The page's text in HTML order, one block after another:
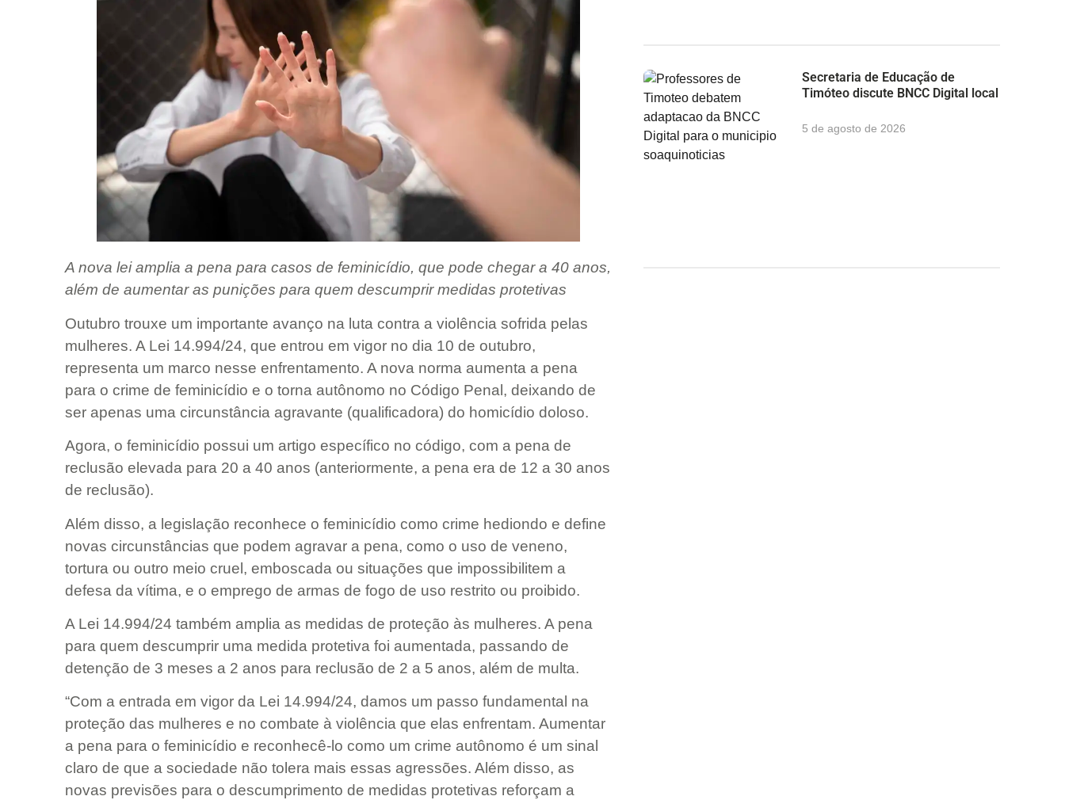
A nova lei amplia a pena para casos de feminicídio, que pode chegar a 40 anos,
além de aumentar as punições para quem descumprir medidas protetivas
Outubro trouxe um importante avanço na luta contra a violência sofrida pelas
mulheres. A Lei 14.994/24, que entrou em vigor no dia 10 de outubro,
representa um marco nesse enfrentamento. A nova norma aumenta a pena
para o crime de feminicídio e o torna autônomo no Código Penal, deixando de
ser apenas uma circunstância agravante (qualificadora) do homicídio doloso.
Agora, o feminicídio possui um artigo específico no código, com a pena de
reclusão elevada para 20 a 40 anos (anteriormente, a pena era de 12 a 30 anos
de reclusão).
Além disso, a legislação reconhece o feminicídio como crime hediondo e define
novas circunstâncias que podem agravar a pena, como o uso de veneno,
tortura ou outro meio cruel, emboscada ou situações que impossibilitem a
defesa da vítima, e o emprego de armas de fogo de uso restrito ou proibido.
A Lei 14.994/24 também amplia as medidas de proteção às mulheres. A pena
para quem descumprir uma medida protetiva foi aumentada, passando de
detenção de 3 meses a 2 anos para reclusão de 2 a 5 anos, além de multa.
“Com a entrada em vigor da Lei 14.994/24, damos um passo fundamental na
proteção das mulheres e no combate à violência que elas enfrentam. Aumentar
a pena para o feminicídio e reconhecê-lo como um crime autônomo é um sinal
claro de que a sociedade não tolera mais essas agressões. Além disso, as
novas previsões para o descumprimento de medidas protetivas reforçam a
Secretaria de Educação de
Timóteo discute BNCC Digital local
5 de agosto de 2026